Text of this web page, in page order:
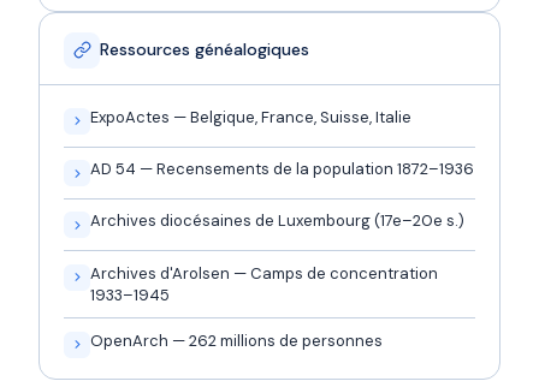
Ressources généalogiques
ExpoActes — Belgique, France, Suisse, Italie
AD 54 — Recensements de la population 1872–1936
Archives diocésaines de Luxembourg (17e–20e s.)
Archives d'Arolsen — Camps de concentration
1933–1945
OpenArch — 262 millions de personnes